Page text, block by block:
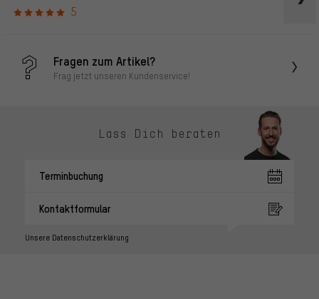
5
Fragen zum Artikel?
Frag jetzt unseren Kundenservice!
Lass Dich beraten
Terminbuchung
Kontaktformular
Unsere Datenschutzerklärung